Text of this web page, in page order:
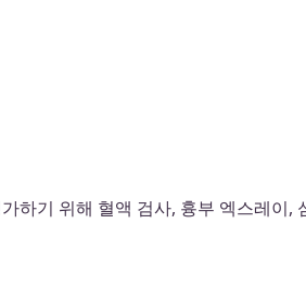
하기 위해 혈액 검사, 흉부 엑스레이,